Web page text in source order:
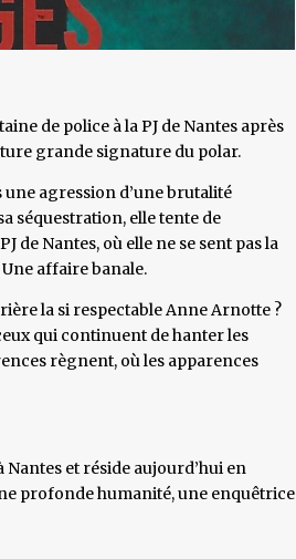
de police à la PJ de Nantes après
grande signature du polar.
une agression d’une brutalité
séquestration, elle tente de
de Nantes, où elle ne se sent pas la
affaire banale.
la si respectable Anne Arnotte ?
qui continuent de hanter les
règnent, où les apparences
et réside aujourd’hui en
profonde humanité, une enquêtrice